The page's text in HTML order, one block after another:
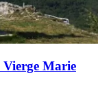
Marie